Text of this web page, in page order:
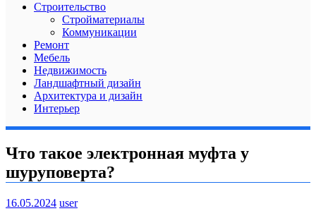
Строительство
Стройматериалы
Коммуникации
Ремонт
Мебель
Недвижимость
Ландшафтный дизайн
Архитектура и дизайн
Интерьер
Что такое электронная муфта у
шуруповерта?
16.05.2024 user